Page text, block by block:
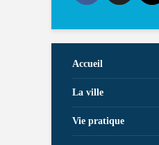
Accueil
La ville
Vie pratique